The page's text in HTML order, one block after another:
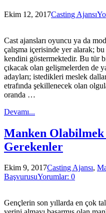
Ekim 12, 2017Casting Ajansı
Cast ajansları oyuncu ya da
çalışma içerisinde yer alarak;
kendini göstermektedir. Bu tür
çıkacak olan gelişmelerden de
adayları; istedikleri meslek
etrafında şekillenecek olan
oranda …
Devamı...
Manken
Gerekenler
Ekim 9, 2017Casting Ajansı,
BaşvurusuYorumlar: 0
Gençlerin son yıllarda en çok